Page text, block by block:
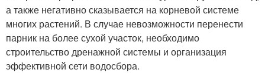
а также негативно сказывается на корневой системе
многих растений. В случае невозможности перенести
парник на более сухой участок, необходимо
строительство дренажной системы и организация
эффективной сети водосбора.